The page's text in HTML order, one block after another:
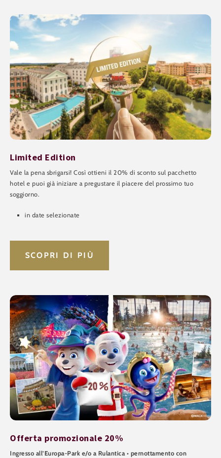
Limited Edition
Vale la pena sbrigarsi! Così ottieni il 20% di sconto sul pacchetto
hotel e puoi già iniziare a pregustare il piacere del prossimo tuo
soggiorno.
in date selezionate
SCOPRI DI PIÙ
Offerta promozionale 20%
Ingresso all’Europa-Park e/o a Rulantica • pernottamento con